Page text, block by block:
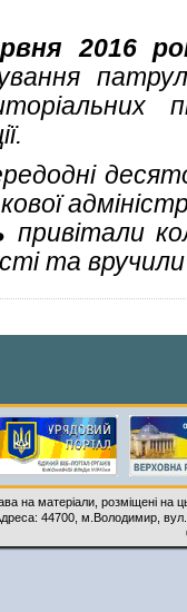
2016
привітали
та вручили
на матеріали, розміщені на
44700, м.Володимир,